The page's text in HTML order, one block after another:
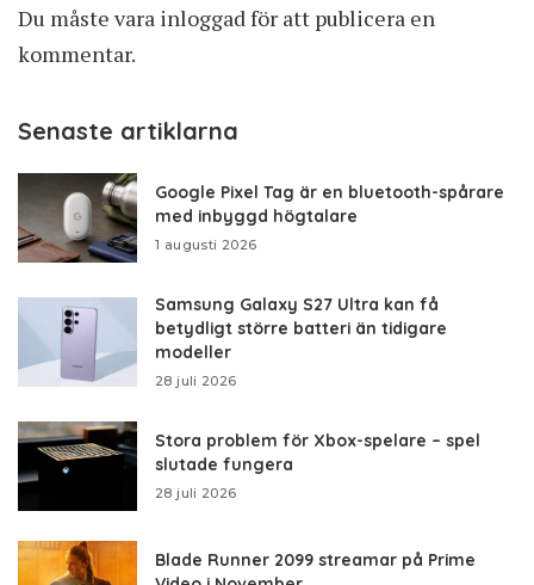
Du måste vara inloggadför att publicera en
kommentar.
Senaste artiklarna
Google Pixel Tag är en bluetooth-spårare
med inbyggd högtalare
1 augusti 2026
Samsung Galaxy S27 Ultra kan få
betydligt större batteri än tidigare
modeller
28 juli 2026
Stora problem för Xbox-spelare – spel
slutade fungera
28 juli 2026
Blade Runner 2099 streamar på Prime